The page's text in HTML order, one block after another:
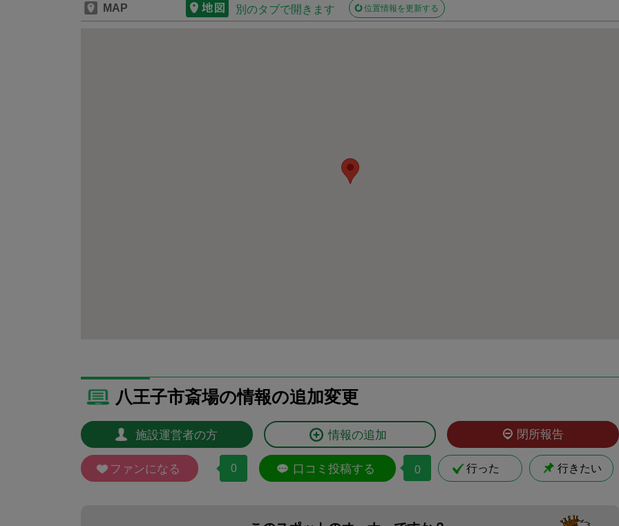
MAP 別のタブで開きます 位置情報を更新する
八王子市斎場の情報の追加変更
施設運営者の方 情報の追加 閉所報告
ファンになる 0 口コミ投稿する 0 行った 行きたい